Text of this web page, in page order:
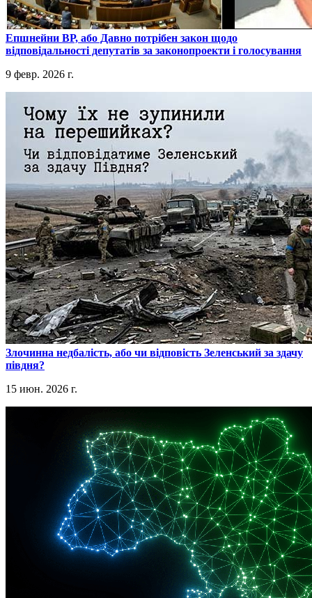
​Епшнейни ВР, або Давно потрібен закон щодо
відповідальності депутатів за законопроекти і голосування
9 февр. 2026 г.
​Злочинна недбалість, або чи відповість Зеленський за здачу
півдня?
15 июн. 2026 г.